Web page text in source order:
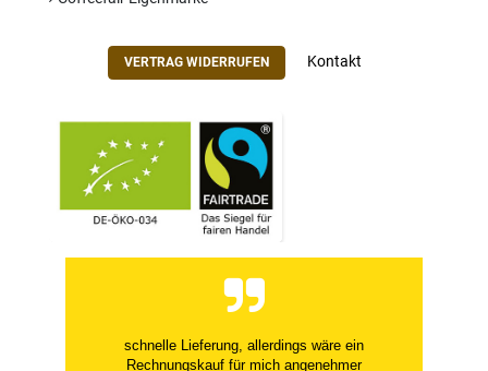
VERTRAG WIDERRUFEN Kontakt
schnelle Lieferung, allerdings wäre ein
Rechnungskauf für mich angenehmer